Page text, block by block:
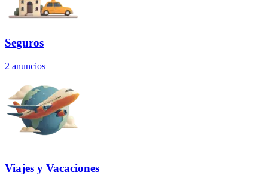
Seguros
2 anuncios
Viajes y Vacaciones